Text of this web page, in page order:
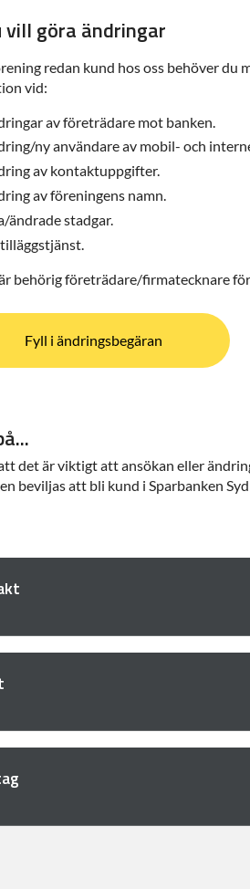
vill göra ändringar
redan kund hos oss behöver du
vid:
av företrädare mot banken.
ny användare av mobil- och
av kontaktuppgifter.
av föreningens namn.
ändrade stadgar.
behörig företrädare/firmatecknare
Fyll i ändringsbegäran
det är viktigt att ansökan eller
beviljas att bli kund i Sparbanken